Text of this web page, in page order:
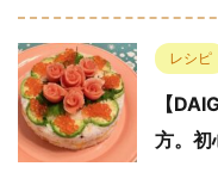
レシピ
【
方。初